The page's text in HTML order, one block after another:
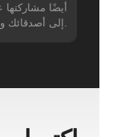
أيضًا